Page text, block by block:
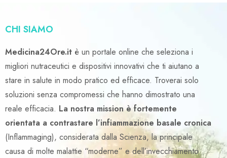
CHI SIAMO
Medicina24Ore.it è un portale online che seleziona i
migliori nutraceutici e dispositivi innovativi che ti aiutano a
stare in salute in modo pratico ed efficace. Troverai solo
soluzioni senza compromessi che hanno dimostrato una
reale efficacia. La nostra mission è fortemente
orientata a contrastare l’infiammazione basale cronica
(Inflammaging), considerata dalla Scienza, la principale
causa di molte malattie “moderne” e dell’invecchiamento